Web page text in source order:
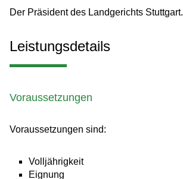
Der Präsident des Landgerichts Stuttgart.
Leistungsdetails
Voraussetzungen
Voraussetzungen sind:
Volljährigkeit
Eignung